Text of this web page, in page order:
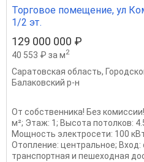
Торговое помещение, ул
1/2 эт.
129 000 000 ₽
40 553 ₽ за м2
Саратовская область,
Балаковский р-н
От собственника! Без
м²; Этаж: 1; Высота потолков:
Мощность электросети: 100
Отопление: центральное; Вход:
транспортная и пешеходная